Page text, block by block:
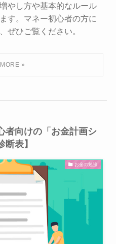
やし方や基本的なルール
す。マネー初心者の方に
ぜひご覧ください。
者向けの「お金計画シ
表】
お金の勉強